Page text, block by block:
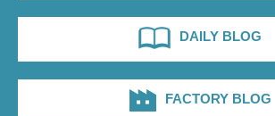
DAILY BLOG
FACTORY BLOG